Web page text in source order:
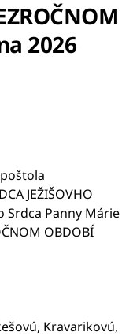
2026
JEŽIŠOVHO
Srdca Panny Márie
OBDOBÍ
Kravarikovú,